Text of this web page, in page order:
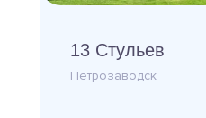
13 Стульев
Петрозаводск